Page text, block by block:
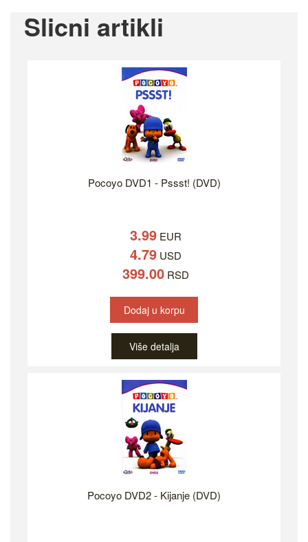
Slicni artikli
Pocoyo DVD1 - Pssst! (DVD)
3.99 EUR
4.79 USD
399.00 RSD
Dodaj u korpu
Više detalja
Pocoyo DVD2 - Kijanje (DVD)